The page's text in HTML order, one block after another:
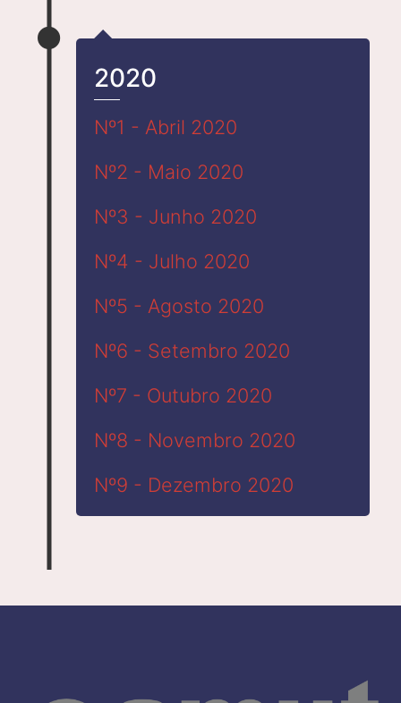
2020
Nº1 - Abril 2020
Nº2 - Maio 2020
Nº3 - Junho 2020
Nº4 - Julho 2020
Nº5 - Agosto 2020
Nº6 - Setembro 2020
Nº7 - Outubro 2020
Nº8 - Novembro 2020
Nº9 - Dezembro 2020